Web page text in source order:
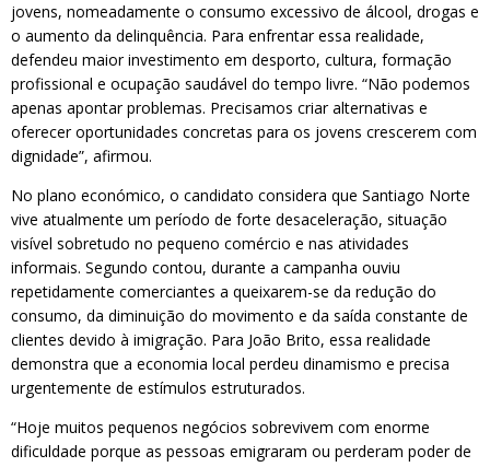
jovens, nomeadamente o consumo excessivo de álcool, drogas e
o aumento da delinquência. Para enfrentar essa realidade,
defendeu maior investimento em desporto, cultura, formação
profissional e ocupação saudável do tempo livre. “Não podemos
apenas apontar problemas. Precisamos criar alternativas e
oferecer oportunidades concretas para os jovens crescerem com
dignidade”, afirmou.
No plano económico, o candidato considera que Santiago Norte
vive atualmente um período de forte desaceleração, situação
visível sobretudo no pequeno comércio e nas atividades
informais. Segundo contou, durante a campanha ouviu
repetidamente comerciantes a queixarem-se da redução do
consumo, da diminuição do movimento e da saída constante de
clientes devido à imigração. Para João Brito, essa realidade
demonstra que a economia local perdeu dinamismo e precisa
urgentemente de estímulos estruturados.
“Hoje muitos pequenos negócios sobrevivem com enorme
dificuldade porque as pessoas emigraram ou perderam poder de